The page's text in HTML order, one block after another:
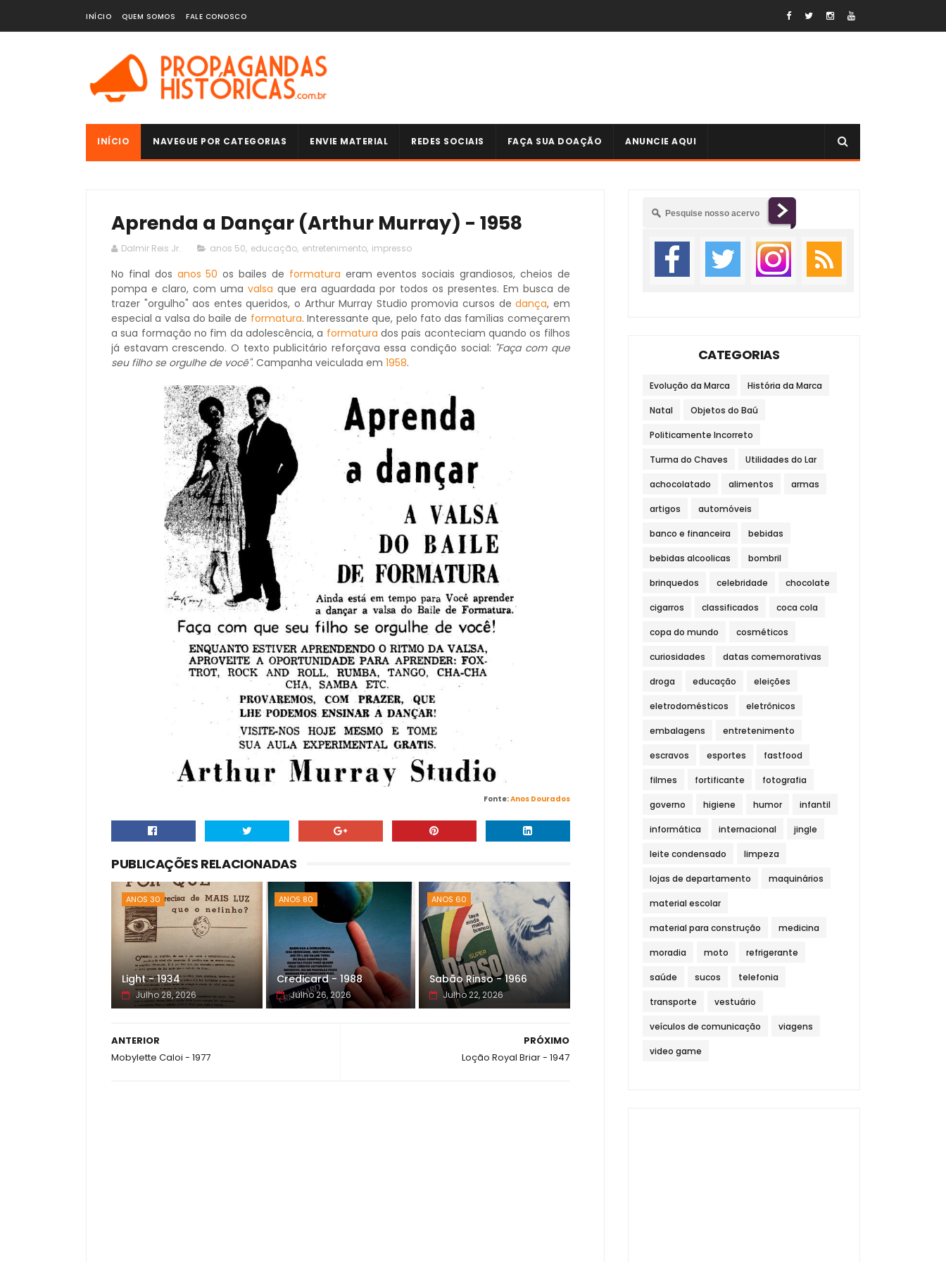
INÍCIO QUEM SOMOS FALE CONOSCO
INÍCIO NAVEGUE POR CATEGORIAS ENVIE MATERIAL REDES SOCIAIS FAÇA SUA DOAÇÃO ANUNCIE AQUI
Aprenda a Dançar (Arthur Murray) - 1958
Dalmir Reis Jr. anos 50, educação, entretenimento, impresso
No final dos anos 50 os bailes de formatura eram eventos sociais grandiosos, cheios de
pompa e claro, com uma valsa que era aguardada por todos os presentes. Em busca de
trazer "orgulho" aos entes queridos, o Arthur Murray Studio promovia cursos dedança, em
especial a valsa do baile de formatura. Interessante que, pelo fato das famílias começarem
a sua formação no fim da adolescência, a formatura dos pais aconteciam quando os filhos
já estavam crescendo. O texto publicitário reforçava essa condição social: "Faça com que
seu filho se orgulhe de você". Campanha veiculada em 1958.
Fonte:Anos Dourados
PUBLICAÇÕES RELACIONADAS
ANOS 30
Light - 1934
Julho 28, 2026
ANOS 80
Credicard - 1988
Julho 26, 2026
ANOS 60
Sabão Rinso - 1966
Julho 22, 2026
PRÓXIMO
Loção Royal Briar - 1947
ANTERIOR
Mobylette Caloi - 1977
CATEGORIAS
Evolução da Marca História da Marca
Natal Objetos do Baú
Politicamente Incorreto
Turma do Chaves Utilidades do Lar
achocolatado alimentos armas
artigos automóveis
banco e financeira bebidas
bebidas alcoolicas bombril
brinquedos celebridade chocolate
cigarros classificados coca cola
copa do mundo cosméticos
curiosidades datas comemorativas
droga educação eleições
eletrodomésticos eletrônicos
embalagens entretenimento
escravos esportes fastfood
filmes fortificante fotografia
governo higiene humor infantil
informática internacional jingle
leite condensado limpeza
lojas de departamento maquinários
material escolar
material para construção medicina
moradia moto refrigerante
saúde sucos telefonia
transporte vestuário
veículos de comunicação viagens
video game